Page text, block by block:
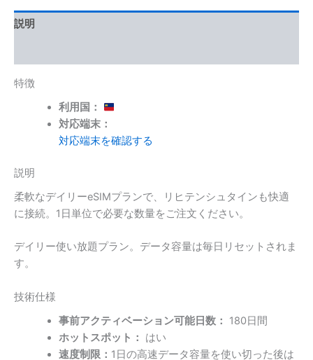
題・
高
量
上
説明
特徴
利用国：
対応端末：
対応端末を確認する
説明
柔軟なデイリーeSIMプランで、リヒテンシュタインも快適
に接続。1日単位で必要な数量をご注文ください。
デイリー使い放題プラン。データ容量は毎日リセットされま
す。
技術仕様
事前アクティベーション可能日数：
180日間
ホットスポット：
はい
速度制限： 1日の高速データ容量を使い切った後は